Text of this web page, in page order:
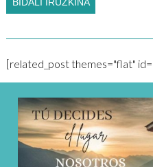
[related_post themes="flat"